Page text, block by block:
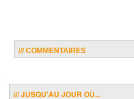
/// COMMENTAIRES
/// JUSQU'AU JOUR OÙ...